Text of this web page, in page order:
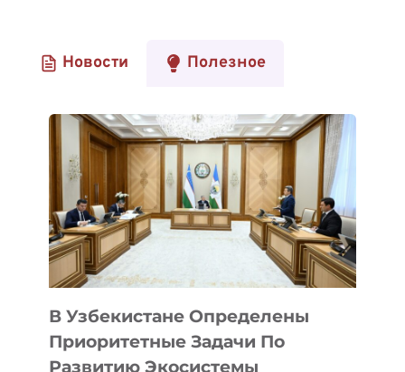
Новости Полезное
В Узбекистане Определены
Приоритетные Задачи По
Развитию Экосистемы